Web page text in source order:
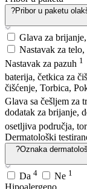
?Pribor u paketu
Glava za
Nastavak za
Nastavak za pazuh 1
baterija, četkica za
čišćenje, Torbica,
Glava sa češljem za
dodatak za brijanje,
osetljiva područja,
Dermatološki
?Oznaka
Da 4 Ne 1
Hipoalergeno